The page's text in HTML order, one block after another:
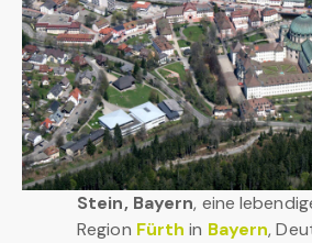
Stein, Bayern, eine
Region Fürth in Bayern,